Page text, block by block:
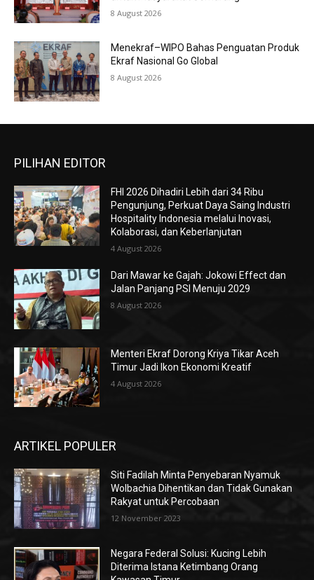
8 August 2026
Menekraf–WIPO Bahas Penguatan Produk
Ekraf Nasional Go Global
8 August 2026
PILIHAN EDITOR
FHI 2026 Dihadiri Lebih dari 34 Ribu
Pengunjung, Perkuat Daya Saing Industri
Hospitality Indonesia melalui Inovasi,
Kolaborasi, dan Keberlanjutan
4 August 2026
Dari Mawar ke Gajah: Jokowi Effect dan
Jalan Panjang PSI Menuju 2029
8 August 2026
Menteri Ekraf Dorong Kriya Tikar Aceh
Timur Jadi Ikon Ekonomi Kreatif
4 August 2026
ARTIKEL POPULER
Siti Fadilah Minta Penyebaran Nyamuk
Wolbachia Dihentikan dan Tidak Gunakan
Rakyat untuk Percobaan
12 November 2023
Negara Federal Solusi: Kucing Lebih
Diterima Istana Ketimbang Orang